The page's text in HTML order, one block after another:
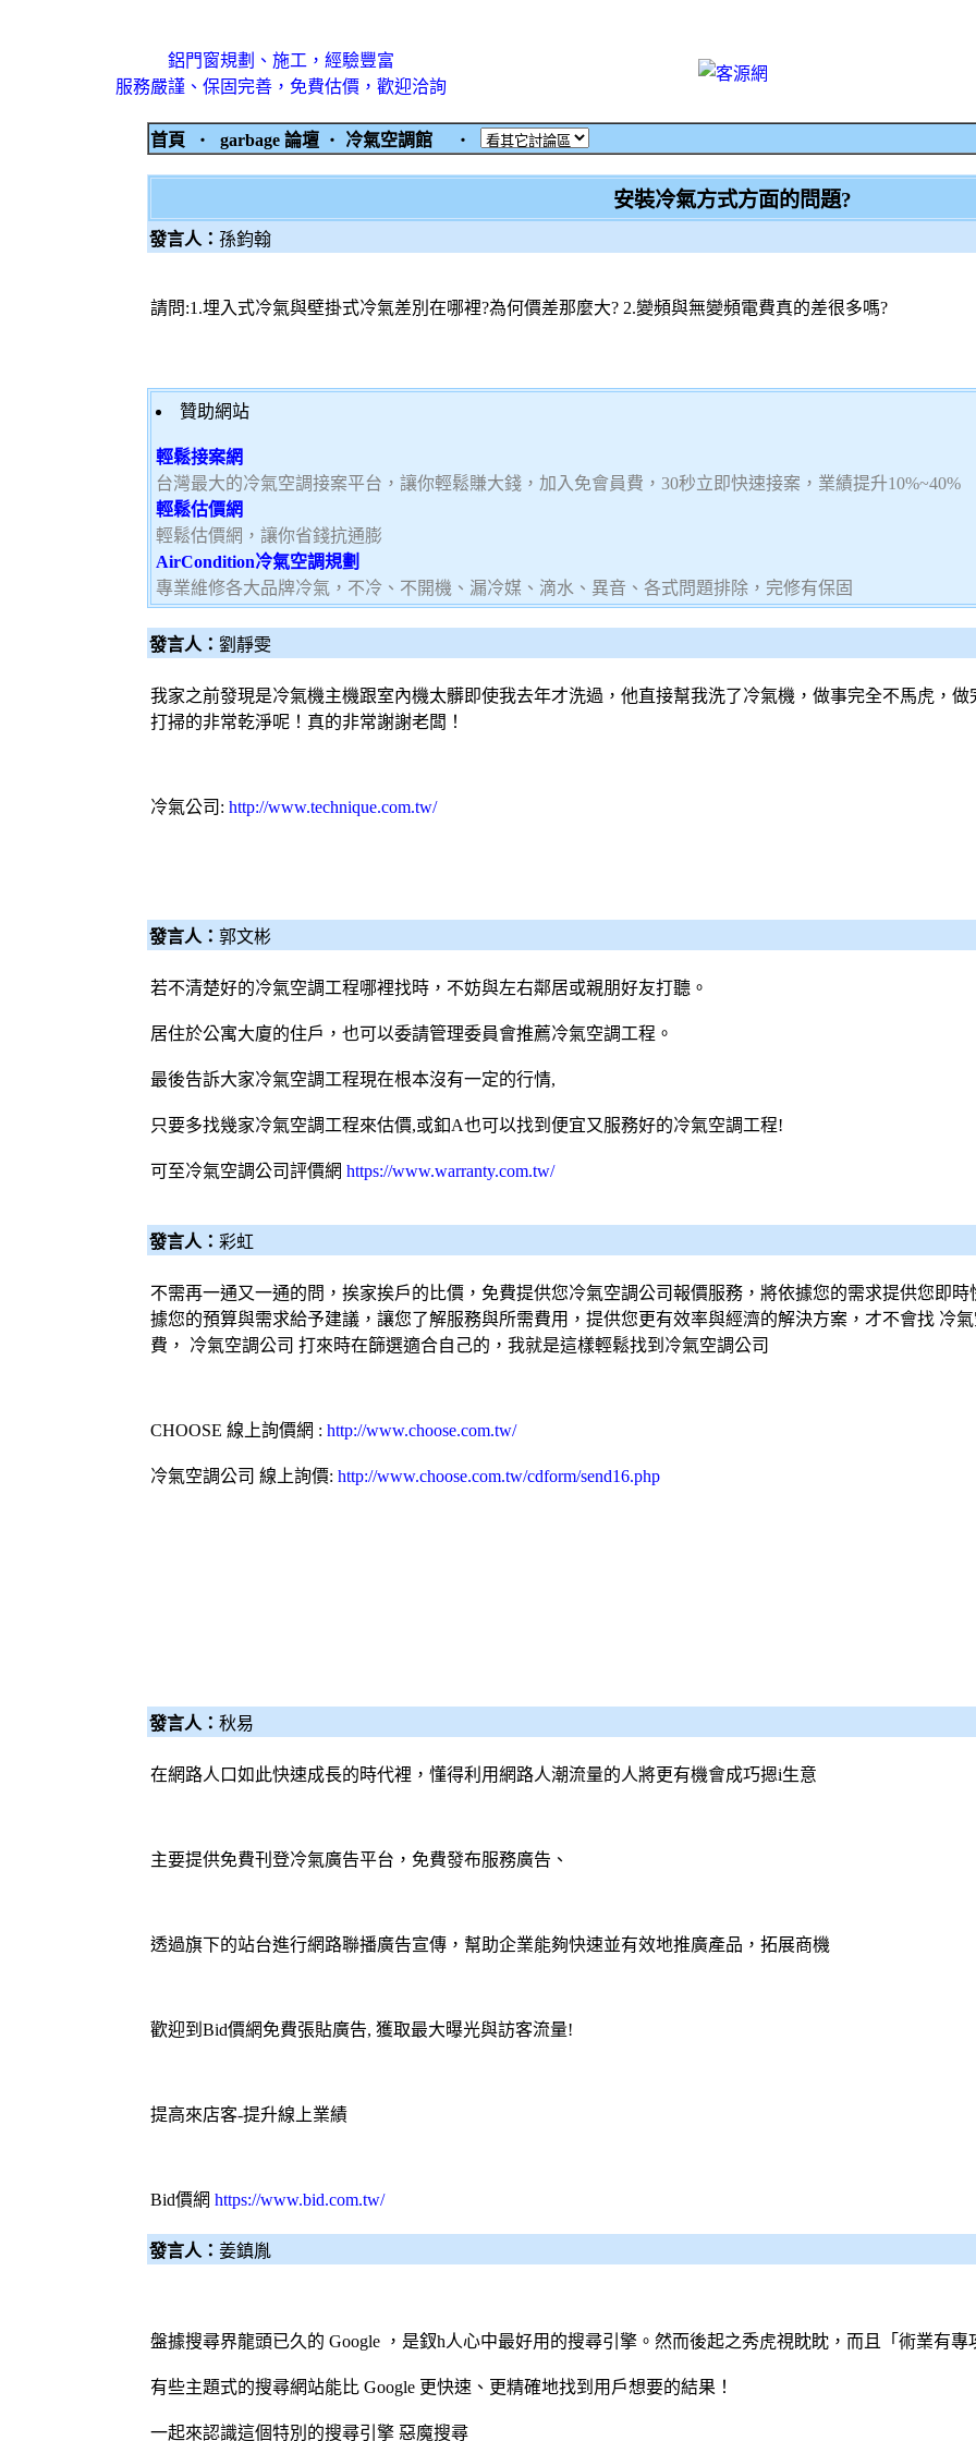
鋁門窗規劃、施工，經驗豐富
服務嚴謹、保固完善，免費估價，歡迎洽詢
首頁 ‧ garbage 論壇 ‧ 冷氣空調館 ‧
安裝冷氣方式方面的問題?
發言人： 孫鈞翰
請問:1.埋入式冷氣與壁掛式冷氣差別在哪裡?為何價差那麼大? 2.變頻與無變頻電費真的差很多嗎?
贊助網站
輕鬆接案網
台灣最大的冷氣空調接案平台，讓你輕鬆賺大錢，加入免會員費，30秒立即快速接案，業績提升10%~40%
輕鬆估價網
輕鬆估價網，讓你省錢抗通膨
AirCondition冷氣空調規劃
專業維修各大品牌冷氣，不冷、不開機、漏冷媒、滴水、異音、各式問題排除，完修有保固
發言人： 劉靜雯
我家之前發現是冷氣機主機跟室內機太髒即使我去年才洗過，他直接幫我洗了冷氣機，做事完全不馬虎，做
打掃的非常乾淨呢！真的非常謝謝老闆！
冷氣公司: http://www.technique.com.tw/
發言人： 郭文彬
若不清楚好的冷氣空調工程哪裡找時，不妨與左右鄰居或親朋好友打聽。
居住於公寓大廈的住戶，也可以委請管理委員會推薦冷氣空調工程。
最後告訴大家冷氣空調工程現在根本沒有一定的行情,
只要多找幾家冷氣空調工程來估價,或釦A也可以找到便宜又服務好的冷氣空調工程!
可至冷氣空調公司評價網 https://www.warranty.com.tw/
發言人： 彩虹
不需再一通又一通的問，挨家挨戶的比價，免費提供您冷氣空調公司報價服務，將依據您的需求提供您即
據您的預算與需求給予建議，讓您了解服務與所需費用，提供您更有效率與經濟的解決方案，才不會找 冷氣
費， 冷氣空調公司 打來時在篩選適合自己的，我就是這樣輕鬆找到 冷氣空調公司
CHOOSE 線上詢價網 : http://www.choose.com.tw/
冷氣空調公司 線上詢價: http://www.choose.com.tw/cdform/send16.php
發言人： 秋易
在網路人口如此快速成長的時代裡，懂得利用網路人潮流量的人將更有機會成巧摁i生意
主要提供免費刊登冷氣廣告平台，免費發布服務廣告、
透過旗下的站台進行網路聯播廣告宣傳，幫助企業能夠快速並有效地推廣產品，拓展商機
歡迎到 Bid價網免費張貼廣告, 獲取最大曝光與訪客流量!
提高來店客-提升線上業績
Bid價網 https://www.bid.com.tw/
發言人： 姜鎮胤
盤據搜尋界龍頭已久的 Google ，是釵h人心中最好用的搜尋引擎。然而後起之秀虎視眈眈，而且「術業有專
有些主題式的搜尋網站能比 Google 更快速、更精確地找到用戶想要的結果！
一起來認識這個特別的搜尋引擎 惡魔搜尋